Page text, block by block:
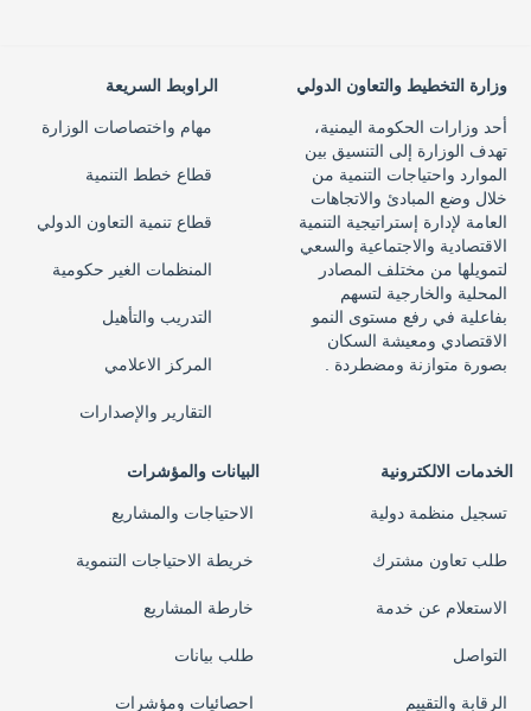
وزارة التخطيط والتعاون الدولي
أحد وزارات الحكومة اليمنية،
تهدف الوزارة إلى التنسيق بين
الموارد واحتياجات التنمية من
خلال وضع المبادئ والاتجاهات
العامة لإدارة إستراتيجية التنمية
الاقتصادية والاجتماعية والسعي
لتمويلها من مختلف المصادر
المحلية والخارجية لتسهم
بفاعلية في رفع مستوى النمو
الاقتصادي ومعيشة السكان
بصورة متوازنة ومضطردة .
الراوبط السريعة
مهام واختصاصات الوزارة
قطاع خطط التنمية
قطاع تنمية التعاون الدولي
المنظمات الغير حكومية
التدريب والتأهيل
المركز الاعلامي
التقارير والإصدارات
الخدمات الالكترونية
تسجيل منظمة دولية
طلب تعاون مشترك
الاستعلام عن خدمة
التواصل
الرقابة والتقييم
البيانات والمؤشرات
الاحتياجات والمشاريع
خريطة الاحتياجات التنموية
خارطة المشاريع
طلب بيانات
احصائيات ومؤشرات